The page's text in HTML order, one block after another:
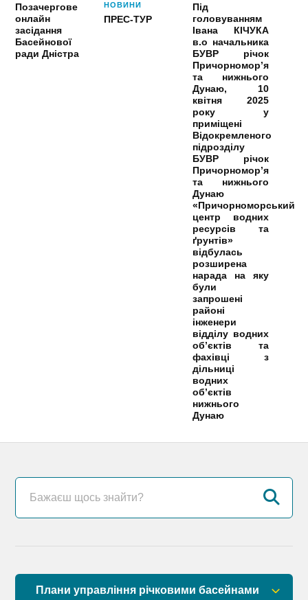
Позачергове
онлайн
засідання
Басейнової
ради Дністра
НОВИНИ
ПРЕС-ТУР
Під
головуванням
Івана КІЧУКА
в.о начальника
БУВР річок
Причорномор’я
та нижнього
Дунаю, 10
квітня 2025
року у
приміщені
Відокремленого
підрозділу
БУВР річок
Причорномор’я
та нижнього
Дунаю
«Причорноморський
центр водних
ресурсів та
ґрунтів»
відбулась
розширена
нарада на яку
були
запрошені
районі
інженери
відділу водних
об’єктів та
фахівці з
дільниці
водних
об’єктів
нижнього
Дунаю
Плани управління річковими басейнами